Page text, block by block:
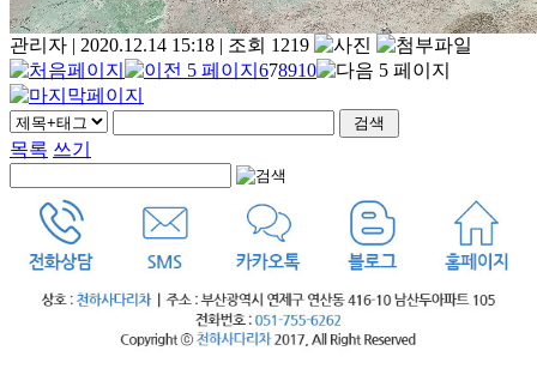
관리자 | 2020.12.14 15:18 | 조회 1219
678910
목록 쓰기